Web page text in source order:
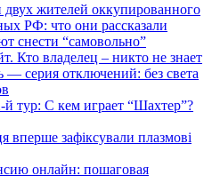
жителей оккупированного
РФ: что они рассказали
снести “самовольно”
Кто владелец – никто не знает
— серия отключений: без света
тур: С кем играет “Шахтер”?
вперше зафіксували плазмові
онлайн: пошаговая